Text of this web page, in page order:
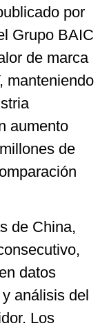
por
Grupo BAIC
de marca
manteniendo
aumento
de
de China,
datos
análisis del
Los